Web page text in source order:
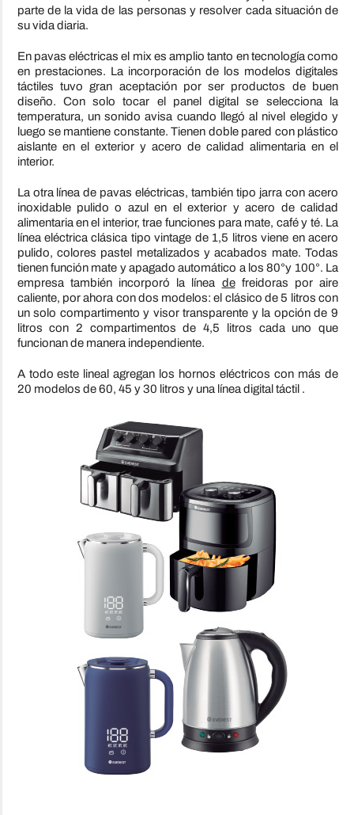
parte de la vida de las personas y resolver cada situación de
su vida diaria.
En pavas eléctricas el mix es amplio tanto en tecnología como
en prestaciones. La incorporación de los modelos digitales
táctiles tuvo gran aceptación por ser productos de buen
diseño. Con solo tocar el panel digital se selecciona la
temperatura, un sonido avisa cuando llegó al nivel elegido y
luego se mantiene constante. Tienen doble pared con plástico
aislante en el exterior y acero de calidad alimentaria en el
interior.
La otra línea de pavas eléctricas, también tipo jarra con acero
inoxidable pulido o azul en el exterior y acero de calidad
alimentaria en el interior, trae funciones para mate, café y té. La
línea eléctrica clásica tipo vintage de 1,5 litros viene en acero
pulido, colores pastel metalizados y acabados mate. Todas
tienen función mate y apagado automático a los 80°y 100°. La
empresa también incorporó la línea defreidoras por aire
caliente, por ahora con dos modelos: el clásico de 5 litros con
un solo compartimento y visor transparente y la opción de 9
litros con 2 compartimentos de 4,5 litros cada uno que
funcionan de manera independiente.
A todo este lineal agregan los hornos eléctricos con más de
20 modelos de 60, 45 y 30 litros y una línea digital táctil .